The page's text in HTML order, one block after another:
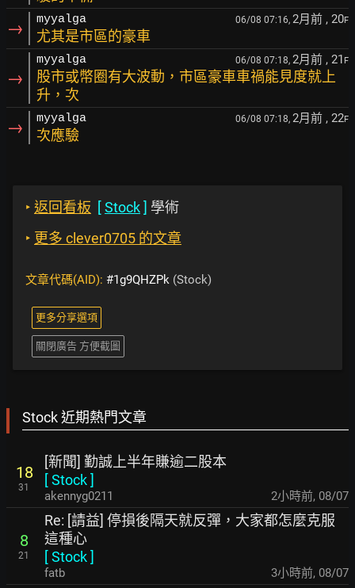
→ myyalga 06/08 07:16, 2月前 , 20F
尤其是市區的豪車
→
myyalga 06/08 07:18, 2月前 , 21 F
股市或幣圈有大波動，市區豪車車禍能見度就上
升，次
→ myyalga 06/08 07:18, 2月前 , 22F
次應驗
‣ 返回看板 [Stock] 學術
‣ 更多 clever0705 的文章
文章代碼(AID): #1g9QHZPk (Stock)
更多分享選項
關閉廣告 方便截圖
Stock 近期熱門文章
18
31
[新聞] 勤誠上半年賺逾二股本
[Stock]
akennyg0211 2小時前, 08/07
8
21
Re: [請益] 停損後隔天就反彈，大家都怎麼克服
這種心
[Stock]
fatb 3小時前, 08/07